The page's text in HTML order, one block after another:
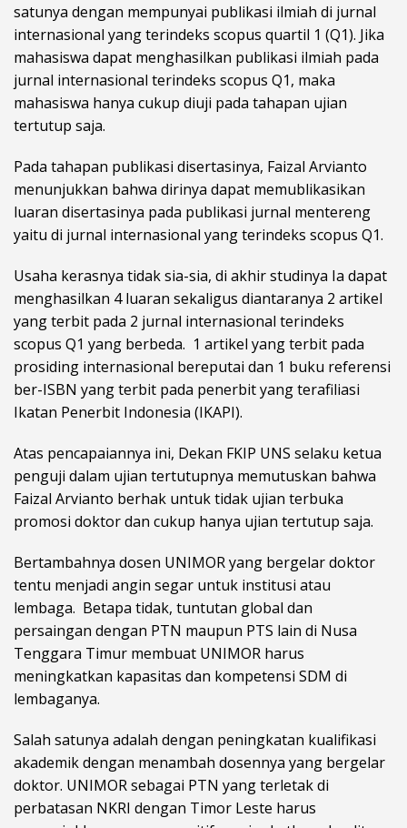
satunya dengan mempunyai publikasi ilmiah di jurnal
internasional yang terindeks scopus quartil 1 (Q1). Jika
mahasiswa dapat menghasilkan publikasi ilmiah pada
jurnal internasional terindeks scopus Q1, maka
mahasiswa hanya cukup diuji pada tahapan ujian
tertutup saja.
Pada tahapan publikasi disertasinya, Faizal Arvianto
menunjukkan bahwa dirinya dapat memublikasikan
luaran disertasinya pada publikasi jurnal mentereng
yaitu di jurnal internasional yang terindeks scopus Q1.
Usaha kerasnya tidak sia-sia, di akhir studinya Ia dapat
menghasilkan 4 luaran sekaligus diantaranya 2 artikel
yang terbit pada 2 jurnal internasional terindeks
scopus Q1 yang berbeda. 1 artikel yang terbit pada
prosiding internasional bereputai dan 1 buku referensi
ber-ISBN yang terbit pada penerbit yang terafiliasi
Ikatan Penerbit Indonesia (IKAPI).
Atas pencapaiannya ini, Dekan FKIP UNS selaku ketua
penguji dalam ujian tertutupnya memutuskan bahwa
Faizal Arvianto berhak untuk tidak ujian terbuka
promosi doktor dan cukup hanya ujian tertutup saja.
Bertambahnya dosen UNIMOR yang bergelar doktor
tentu menjadi angin segar untuk institusi atau
lembaga. Betapa tidak, tuntutan global dan
persaingan dengan PTN maupun PTS lain di Nusa
Tenggara Timur membuat UNIMOR harus
meningkatkan kapasitas dan kompetensi SDM di
lembaganya.
Salah satunya adalah dengan peningkatan kualifikasi
akademik dengan menambah dosennya yang bergelar
doktor. UNIMOR sebagai PTN yang terletak di
perbatasan NKRI dengan Timor Leste harus